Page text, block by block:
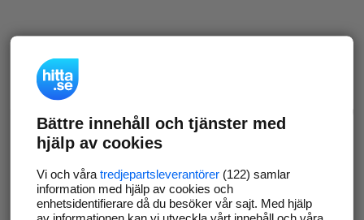
Bättre innehåll och tjänster med
hjälp av cookies
Vi och våra tredjepartsleverantörer(122) samlar
information med hjälp av cookies och
enhetsidentifierare då du besöker vår sajt. Med hjälp